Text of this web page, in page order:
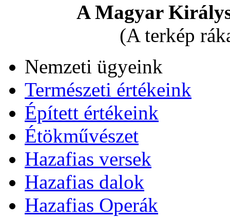
A Magyar
(A terkép
Nemzeti ügyeink
Természeti értékeink
Épített értékeink
Étökművészet
Hazafias versek
Hazafias dalok
Hazafias Operák